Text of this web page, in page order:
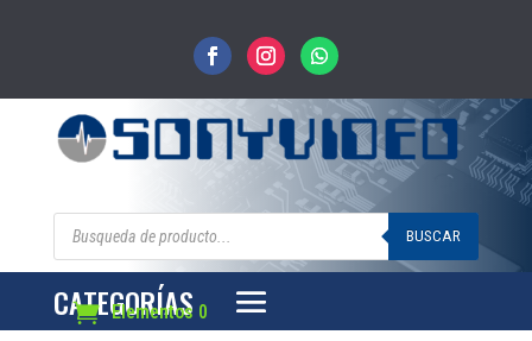
Búsqueda
BUSCAR
Elementos 0
CATEGORÍAS